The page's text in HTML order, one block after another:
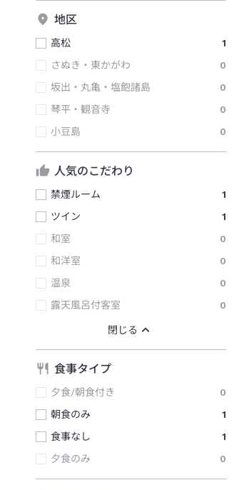
地区
高松
1
さぬき・東かがわ
0
坂出・丸亀・塩飽諸島
0
琴平・観音寺
0
小豆島
0
人気のこだわり
禁煙ルーム
1
ツイン
1
和室
0
和洋室
0
温泉
0
露天風呂付客室
0
食事タイプ
夕食/朝食付き
0
朝食のみ
1
食事なし
1
夕食のみ
0